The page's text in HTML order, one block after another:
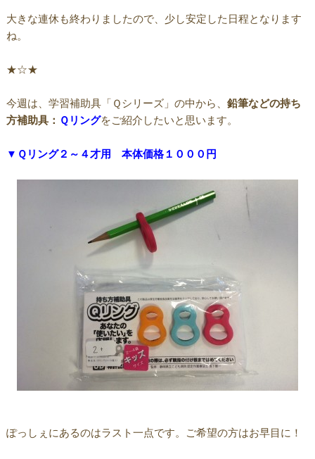
大きな連休も終わりましたので、少し安定した日程となります
ね。
★☆★
今週は、学習補助具「Ｑシリーズ」の中から、 鉛筆などの持ち
方補助具： Ｑリングをご紹介したいと思います。
▼Ｑリング２～４才用 本体価格１０００円
ぽっしぇにあるのはラスト一点です。ご希望の方はお早目に！